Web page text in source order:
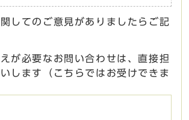
してのご意見がありましたらご記
えが必要なお問い合わせは、直接担
します（こちらではお受けできま